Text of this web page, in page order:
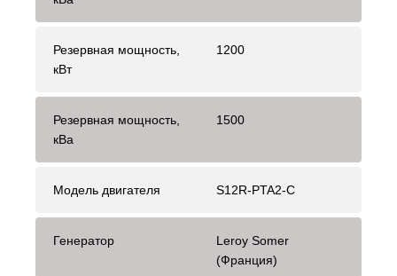
Резервная мощность,
кВт
1200
Резервная мощность,
кВа
1500
Модель двигателя S12R-PTA2-C
Генератор
Leroy Somer
(Франция)